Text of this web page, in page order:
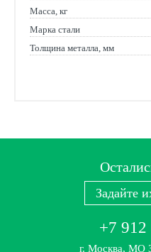
Масса, кг
Марка стали
Толщина металла, мм
Задайте
+7 912
г. Москва, МО